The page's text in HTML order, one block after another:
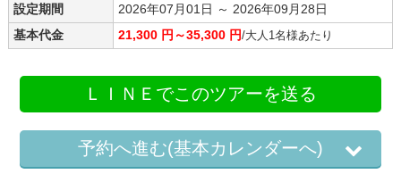
設定期間
2026年07月01日 ～ 2026年09月28日
基本代金
21,300 円～35,300 円/大人1名様あたり
ＬＩＮＥでこのツアーを送る
予約へ進む(基本カレンダーへ)